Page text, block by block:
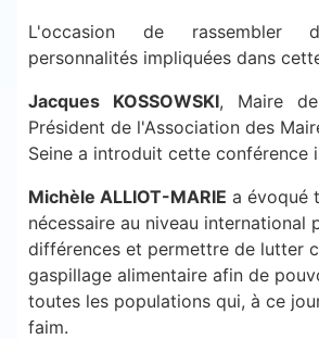
L'occasion de rassembler
personnalités impliquées dans
Jacques KOSSOWSKI, Maire
Président de l'Association des
Seine a introduit cette conférence
Michèle ALLIOT-MARIE a évoqué
nécessaire au niveau international
différences et permettre de lutter
gaspillage alimentaire afin de
toutes les populations qui, à ce
faim.